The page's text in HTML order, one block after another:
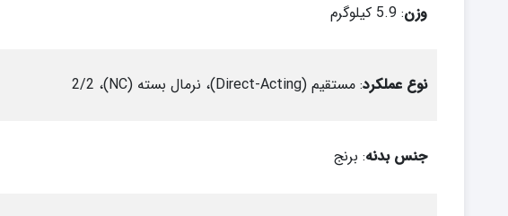
وزن: 5.9 کیلوگرم
نوع عملکرد: مستقیم (Direct-Acting)، نرمال بسته (NC)، 2/2
جنس بدنه: برنج